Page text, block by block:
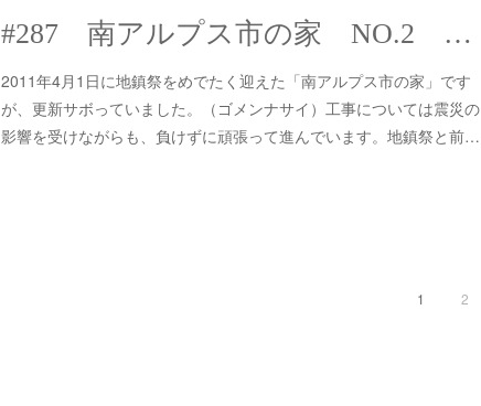
#287 南アルプス市の家 NO.2 仮設工事～土工事～基礎工事
2011年4月1日に地鎮祭をめでたく迎えた「南アルプス市の家」です
が、更新サボっていました。（ゴメンナサイ）工事については震災の
影響を受けながらも、負けずに頑張って進んでいます。地鎮祭と前…
1 2